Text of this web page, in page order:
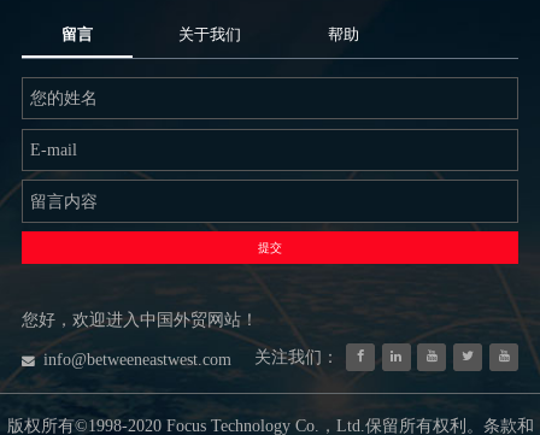
留言 关于我们 帮助
提交
您好，欢迎进入中国外贸网站！
info@betweeneastwest.com 关注我们：
版权所有©1998-2020 Focus Technology Co.，Ltd.保留所有权利。条款和